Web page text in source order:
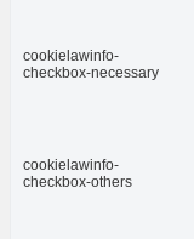
cookielawinfo-
checkbox-necessary
cookielawinfo-
checkbox-others